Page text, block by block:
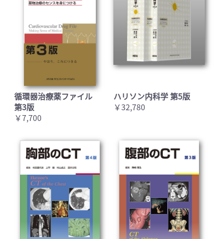
循環器治療薬ファイル
第3版
￥7,700
ハリソン内科学 第5版
￥32,780